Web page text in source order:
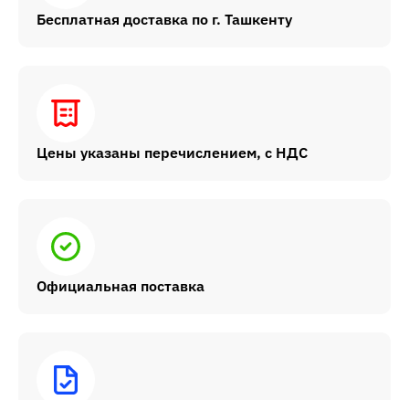
Бесплатная доставка по г. Ташкенту
Цены указаны перечислением, с НДС
Официальная поставка